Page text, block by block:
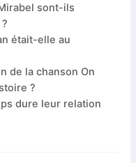
sont-ils
était-elle au
de la chanson On
?
dure leur relation